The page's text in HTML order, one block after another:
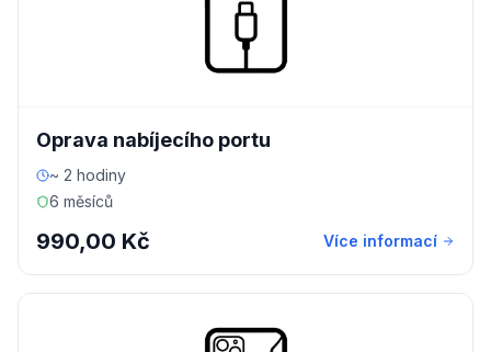
Oprava nabíjecího portu
~ 2 hodiny
6 měsíců
990,00 Kč Více informací